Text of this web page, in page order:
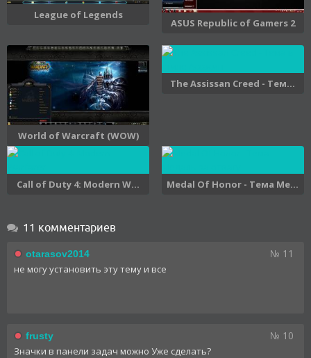
League of Legends
ASUS Republic of Gamers 2
World of Warcraft (WOW)
The Assissan Creed - Тем...
Call of Duty 4: Modern W... Medal Of Honor - Тема Ме...
11 комментариев
otarasov2014 № 11
не могу установить эту тему и все
frusty № 10
Значки в панели задач можно Уже сделать?